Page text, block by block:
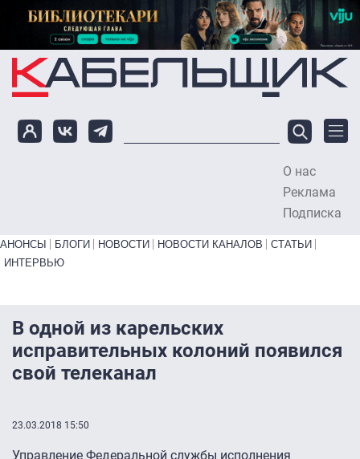
Перейти к основному содержанию
О нас
Реклама
Подписка
Primary links bottom
АНОНСЫ БЛОГИ НОВОСТИ НОВОСТИ КАНАЛОВ
СТАТЬИ
ИНТЕРВЬЮ
В одной из карельских
исправительных колоний появился
свой телеканал
23.03.2018 15:50
Управление Федеральной службы исполнения